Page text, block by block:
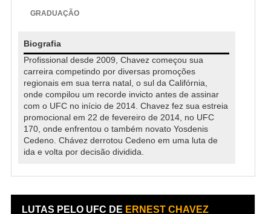
GRADUAÇÃO
Biografia
Profissional desde 2009, Chavez começou sua
carreira competindo por diversas promoções
regionais em sua terra natal, o sul da Califórnia,
onde compilou um recorde invicto antes de assinar
com o UFC no início de 2014. Chavez fez sua estreia
promocional em 22 de fevereiro de 2014, no UFC
170, onde enfrentou o também novato Yosdenis
Cedeno. Chávez derrotou Cedeno em uma luta de
ida e volta por decisão dividida.
LUTAS PELO UFC DE ERNEST CHAVEZ